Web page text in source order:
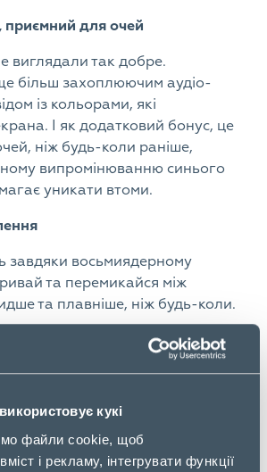
кукі
файли cookie, щоб
і рекламу, інтегрувати функції
приємний для очей
виглядали так добре.
більш захоплюючим аудіо-
із кольорами, які
І як додатковий бонус, це
ніж будь-коли раніше,
випромінюванню синього
уникати втоми.
завдяки восьмиядерному
та перемикайся між
та плавніше, ніж будь-коли.
з можливістю додати до 4
пам’яті RAM+.
щоб програми відкривалися та
сподобається.